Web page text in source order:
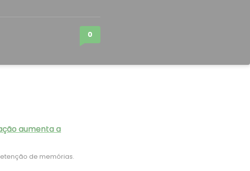
0
de memórias.